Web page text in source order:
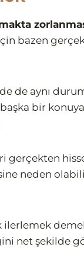
bazen
de aynı
bir
gerçekten
neden
ilerlemek
net şekilde